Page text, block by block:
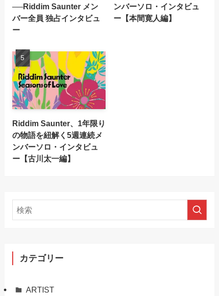
──Riddim Saunter メン
バー全員 独占インタビュ
ー
ンバーソロ・インタビュ
ー【本間寛人編】
Riddim Saunter、1年限り
の物語を紐解く5週連続メ
ンバーソロ・インタビュ
ー【古川太一編】
カテゴリー
ARTIST